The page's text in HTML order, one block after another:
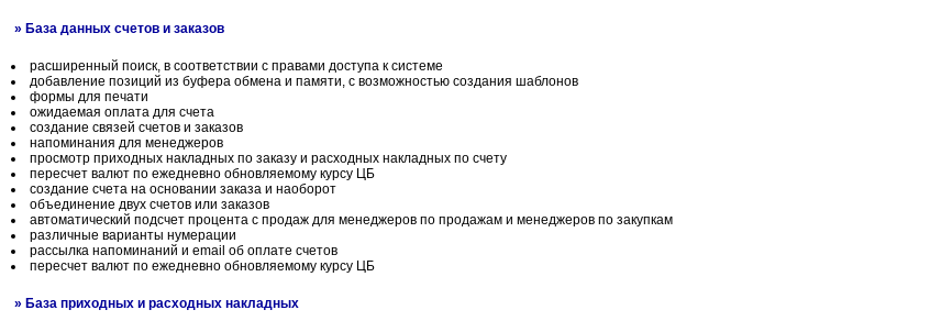
» База данных счетов и заказов
расширенный поиск, в соответствии с правами доступа к системе
добавление позиций из буфера обмена и памяти, с возможностью создания шаблонов
формы для печати
ожидаемая оплата для счета
создание связей счетов и заказов
напоминания для менеджеров
просмотр приходных накладных по заказу и расходных накладных по счету
пересчет валют по ежедневно обновляемому курсу ЦБ
создание счета на основании заказа и наоборот
объединение двух счетов или заказов
автоматический подсчет процента с продаж для менеджеров по продажам и менеджеров по закупкам
различные варианты нумерации
рассылка напоминаний и email об оплате счетов
пересчет валют по ежедневно обновляемому курсу ЦБ
» База приходных и расходных накладных